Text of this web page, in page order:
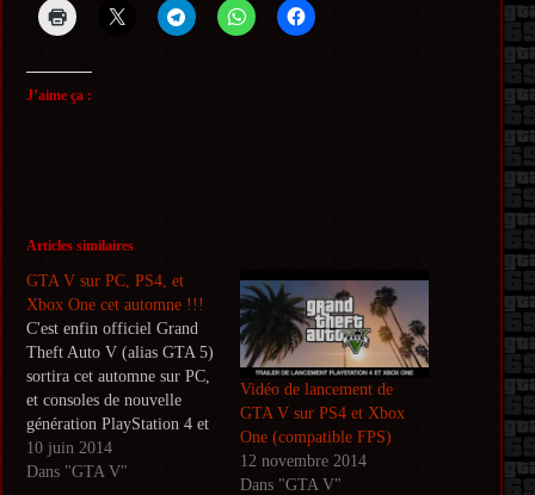
J’aime ça :
Articles similaires
GTA V sur PC, PS4, et
Xbox One cet automne !!!
C'est enfin officiel Grand
Theft Auto V (alias GTA 5)
sortira cet automne sur PC,
et consoles de nouvelle
génération PlayStation 4 et
Xbox One. On le savait
depuis le début mais
10 juin 2014
Dans "GTA V"
Vidéo de lancement de
GTA V sur PS4 et Xbox
One (compatible FPS)
12 novembre 2014
Dans "GTA V"